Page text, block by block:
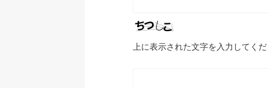
上に表示された文字を入力してく